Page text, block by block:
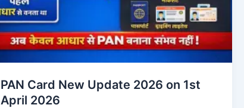
PAN Card New Update 2026 on 1st
April 2026